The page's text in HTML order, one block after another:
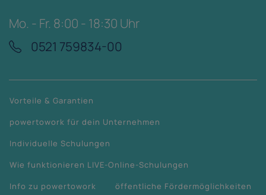
Mo. - Fr. 8:00 - 18:30 Uhr
0521 759834-00
Vorteile & Garantien
powertowork für dein Unternehmen
Individuelle Schulungen
Wie funktionieren LIVE-Online-Schulungen
Info zu powertowork
öffentliche Fördermöglichkeiten